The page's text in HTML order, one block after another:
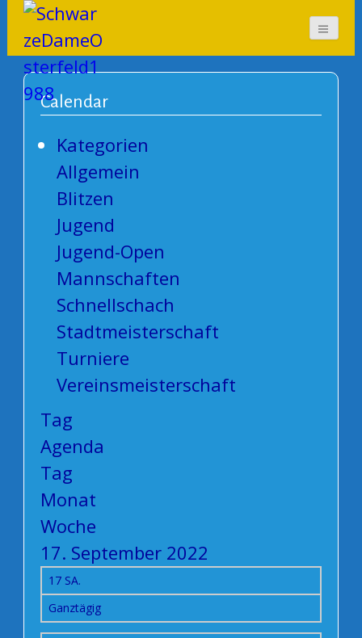
SchwarzeDameOsterf
eld1988
Calendar
Kategorien
Allgemein
Blitzen
Jugend
Jugend-Open
Mannschaften
Schnellschach
Stadtmeisterschaft
Turniere
Vereinsmeisterschaft
Tag
Agenda
Tag
Monat
Woche
17. September 2022
17 SA.
Ganztägig